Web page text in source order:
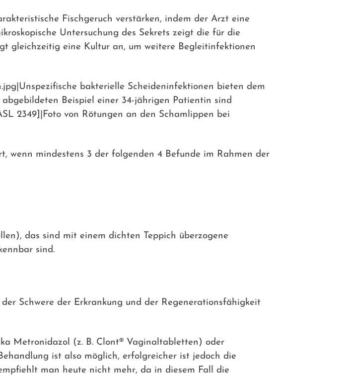
Fischgeruch verstärken, indem der Arzt eine
Untersuchung des Sekrets zeigt die für die
gleichzeitig eine Kultur an, um weitere Begleitinfektionen
bakterielle Scheideninfektionen bieten dem
Beispiel einer 34-jährigen Patientin sind
2349]|Foto von Rötungen an den Schamlippen bei
wenn mindestens 3 der folgenden 4 Befunde im Rahmen der
das sind mit einem dichten Teppich überzogene
sind.
Schwere der Erkrankung und der Regenerationsfähigkeit
Metronidazol (z. B. Clont® Vaginaltabletten ) oder
ist also möglich, erfolgreicher ist jedoch die
man heute nicht mehr, da in diesem Fall die